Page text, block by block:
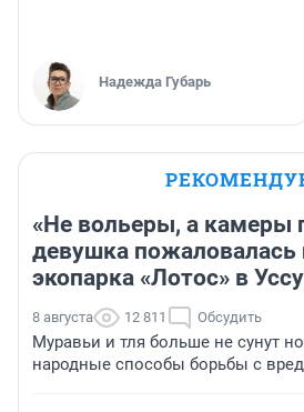
Надежда Губарь
«Не вольеры, а камеры
девушка пожаловалась
экопарка «Лотос» в
8 августа 12 811 Обсудить
Муравьи и тля больше не сунут
народные способы борьбы с